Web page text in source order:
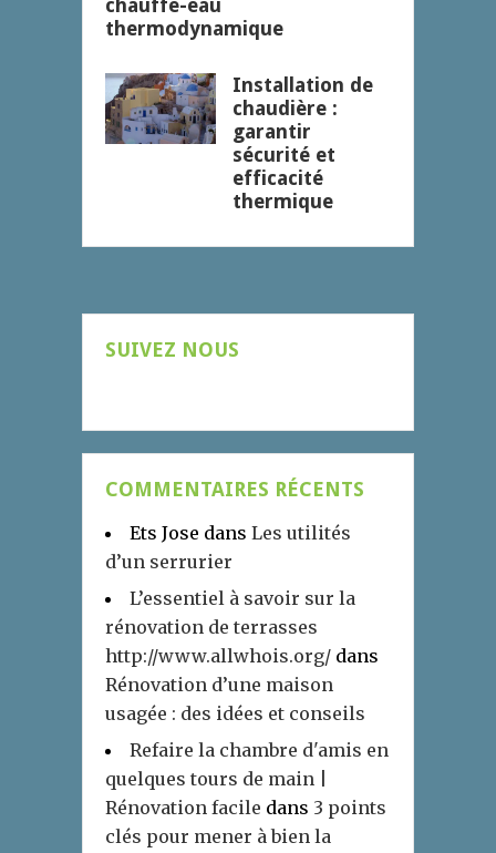
chauffe-eau
thermodynamique
Installation de
chaudière :
garantir
sécurité et
efficacité
thermique
SUIVEZ NOUS
COMMENTAIRES RÉCENTS
Ets Jose dans Les utilités
d’un serrurier
L’essentiel à savoir sur la
rénovation de terrasses
http://www.allwhois.org/ dans
Rénovation d’une maison
usagée : des idées et conseils
Refaire la chambre d'amis en
quelques tours de main |
Rénovation facile dans 3 points
clés pour mener à bien la